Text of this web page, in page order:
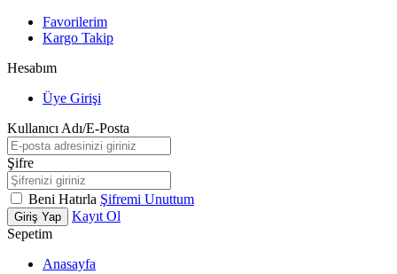
Favorilerim
Kargo Takip
Hesabım
Üye Girişi
Kullanıcı Adı/E-Posta
Şifre
Beni Hatırla Şifremi Unuttum
Giriş Yap
Kayıt Ol
Sepetim
Anasayfa